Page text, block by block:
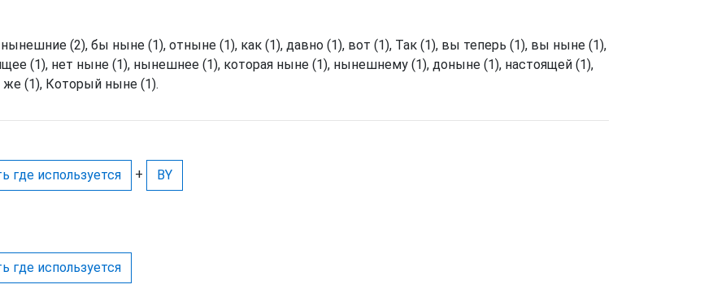
(2), бы ныне (1), отныне (1), как (1), давно (1), вот (1), Так (1), вы теперь (1), вы ныне (1),
(1), нет ныне (1), нынешнее (1), которая ныне (1), нынешнему (1), доныне (1), настоящей (1),
(1), Который ныне (1).
где используется + BY
где используется